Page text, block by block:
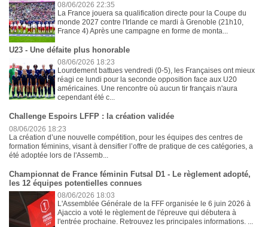
08/06/2026 22:35
La France jouera sa qualification directe pour la Coupe du
monde 2027 contre l'Irlande ce mardi à Grenoble (21h10,
France 4) Après une campagne en forme de monta...
U23 - Une défaite plus honorable
08/06/2026 18:23
Lourdement battues vendredi (0-5), les Françaises ont mieux
réagi ce lundi pour la seconde opposition face aux U20
américaines. Une rencontre où aucun tir français n'aura
cependant été c...
Challenge Espoirs LFFP : la création validée
08/06/2026 18:23
La création d’une nouvelle compétition, pour les équipes des centres de
formation féminins, visant à densifier l’offre de pratique de ces catégories, a
été adoptée lors de l'Assemb...
Championnat de France féminin Futsal D1 - Le règlement adopté,
les 12 équipes potentielles connues
08/06/2026 18:03
L'Assemblée Générale de la FFF organisée le 6 juin 2026 à
Ajaccio a voté le règlement de l'épreuve qui débutera à
l'entrée prochaine. Retrouvez les principales informations. ...